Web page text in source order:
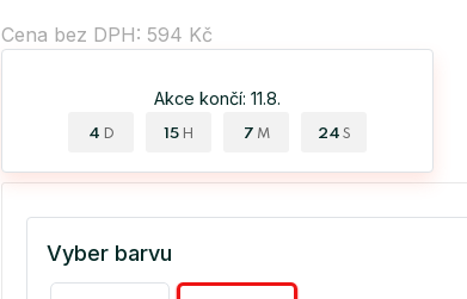
Cena bez DPH: 594 Kč
Akce končí: 11.8.
4 D 15 H 7 M 24 S
Vyber barvu